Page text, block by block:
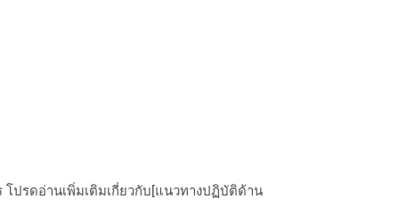
ปรดอ่านเพิ่มเติมเกี่ยวกับ[แนวทางปฏิบัติด้าน